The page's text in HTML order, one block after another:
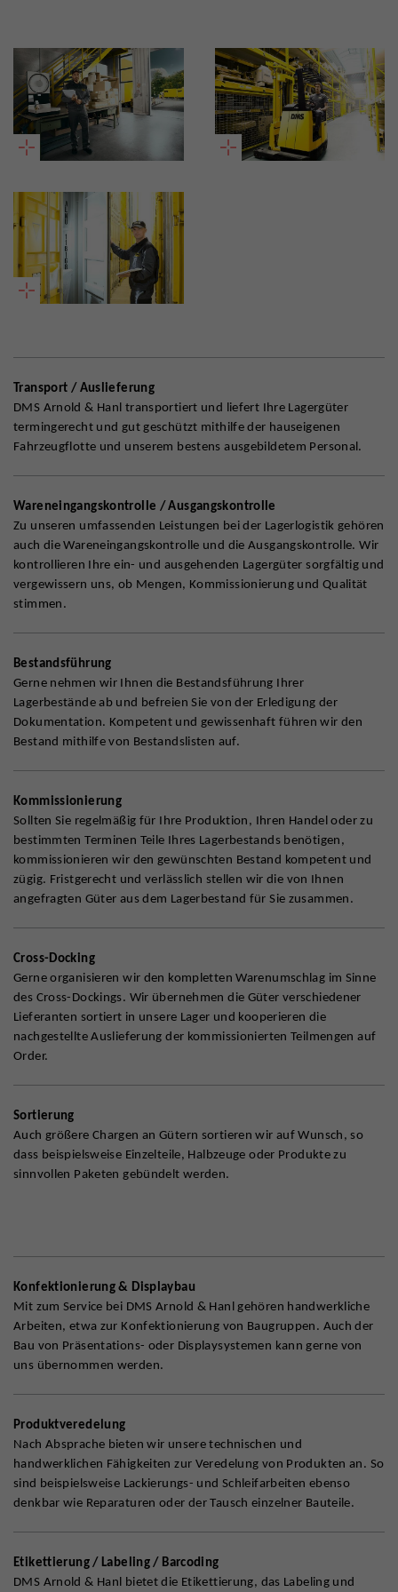
Transport / Auslieferung
DMS Arnold & Hanl transportiert und liefert Ihre Lagergüter
termingerecht und gut geschützt mithilfe der hauseigenen
Fahrzeugflotte und unserem bestens ausgebildetem Personal.
Wareneingangskontrolle / Ausgangskontrolle
Zu unseren umfassenden Leistungen bei der Lagerlogistik gehören
auch die Wareneingangskontrolle und die Ausgangskontrolle. Wir
kontrollieren Ihre ein- und ausgehenden Lagergüter sorgfältig und
vergewissern uns, ob Mengen, Kommissionierung und Qualität
stimmen.
Bestandsführung
Gerne nehmen wir Ihnen die Bestandsführung Ihrer
Lagerbestände ab und befreien Sie von der Erledigung der
Dokumentation. Kompetent und gewissenhaft führen wir den
Bestand mithilfe von Bestandslisten auf.
Kommissionierung
Sollten Sie regelmäßig für Ihre Produktion, Ihren Handel oder zu
bestimmten Terminen Teile Ihres Lagerbestands benötigen,
kommissionieren wir den gewünschten Bestand kompetent und
zügig. Fristgerecht und verlässlich stellen wir die von Ihnen
angefragten Güter aus dem Lagerbestand für Sie zusammen.
Cross-Docking
Gerne organisieren wir den kompletten Warenumschlag im Sinne
des Cross-Dockings. Wir übernehmen die Güter verschiedener
Lieferanten sortiert in unsere Lager und kooperieren die
nachgestellte Auslieferung der kommissionierten Teilmengen auf
Order.
Sortierung
Auch größere Chargen an Gütern sortieren wir auf Wunsch, so
dass beispielsweise Einzelteile, Halbzeuge oder Produkte zu
sinnvollen Paketen gebündelt werden.
Konfektionierung & Displaybau
Mit zum Service bei DMS Arnold & Hanl gehören handwerkliche
Arbeiten, etwa zur Konfektionierung von Baugruppen. Auch der
Bau von Präsentations- oder Displaysystemen kann gerne von
uns übernommen werden.
Produktveredelung
Nach Absprache bieten wir unsere technischen und
handwerklichen Fähigkeiten zur Veredelung von Produkten an. So
sind beispielsweise Lackierungs- und Schleifarbeiten ebenso
denkbar wie Reparaturen oder der Tausch einzelner Bauteile.
Etikettierung / Labeling / Barcoding
DMS Arnold & Hanl bietet die Etikettierung, das Labeling und